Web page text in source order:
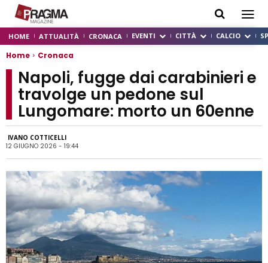
HOME ATTUALITÀ CRONACA EVENTI CITTÀ CALCIO
Home Cronaca
Napoli, fugge dai carabinieri e
travolge un pedone sul
Lungomare: morto un 60enne
IVANO COTTICELLI
12 GIUGNO 2026 - 19:44